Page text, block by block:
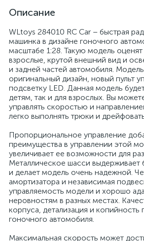
Описание
WLtoys 284010 RC Car – быстрая
машинка в дизайне гоночного
масштабе 1:28. Такую модель оценят
взрослые, крутой внешний вид и
и задней частей автомобиля.
оригинальный дизайн, новый пульт
подсветку LED. Данная модель
детям, так и для взрослых. Вы
управлять скоростью и
легко выполнять трюки и
Пропорциональное управление
преимущества в управлении этой
увеличивает ее возможности для
Металлическое шасси выдерживает
и делает модель очень надежной.
амортизатора и независимая
управляемость модели и хорошо
неровностям в разных местах.
корпуса, детализация и копийность
гоночного автомобиля.
Максимальная скорость может